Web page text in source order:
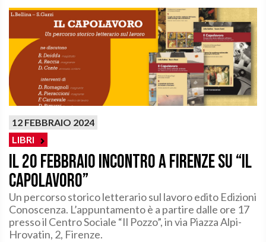
12 FEBBRAIO 2024
LIBRI
Il 20 febbraio incontro a Firenze su “Il
Capolavoro”
Un percorso storico letterario sul lavoro edito Edizioni
Conoscenza. L’appuntamento è a partire dalle ore 17
presso il Centro Sociale “Il Pozzo”, in via Piazza Alpi-
Hrovatin, 2, Firenze.